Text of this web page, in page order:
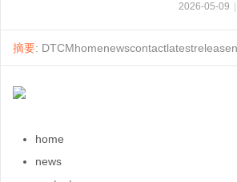
2026-05-09
摘要:
home
news